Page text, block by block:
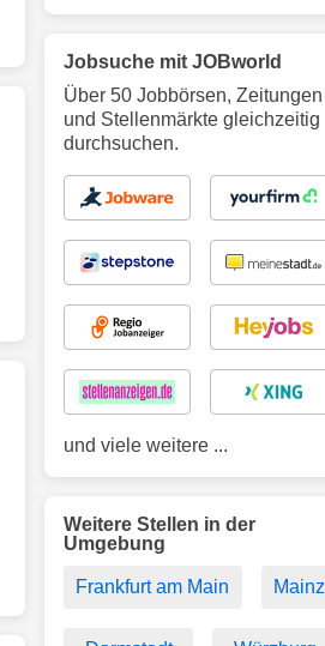
Jobsuche mit JOBworld
Über 50 Jobbörsen, Zeitungen
und Stellenmärkte gleichzeitig
durchsuchen.
und viele weitere ...
Weitere Stellen in der
Umgebung
Frankfurt am Main Mainz